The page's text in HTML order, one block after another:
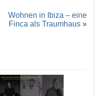
Wohnen in Ibiza – eine
Finca als Traumhaus »